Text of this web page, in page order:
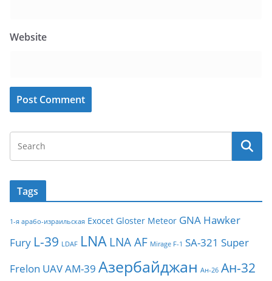
Website
Tags
1-я арабо-израильская Exocet Gloster Meteor GNA Hawker
Fury L-39 LDAF LNA LNA AF Mirage F-1 SA-321 Super
Frelon UAVАМ-39 Азербайджан Ан-26 Ан-32